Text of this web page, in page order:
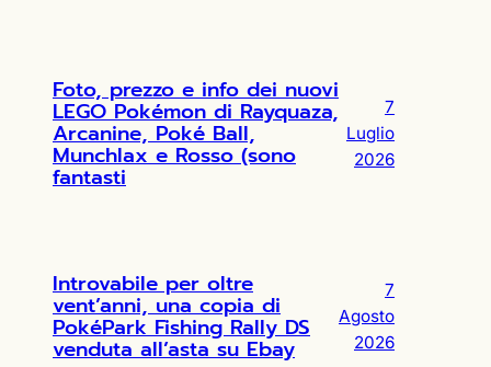
Foto, prezzo e info dei nuovi
LEGO Pokémon di Rayquaza,
Arcanine, Poké Ball,
Munchlax e Rosso (sono
fantasti
7
Luglio
2026
Introvabile per oltre
vent’anni, una copia di
PokéPark Fishing Rally DS
venduta all’asta su Ebay
7
Agosto
2026